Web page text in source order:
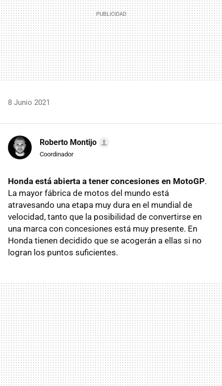
8 Junio 2021
Roberto Montijo
Coordinador
Honda está abierta a tener concesiones en MotoGP.
La mayor fábrica de motos del mundo está
atravesando una etapa muy dura en el mundial de
velocidad, tanto que la posibilidad de convertirse en
una marca con concesiones está muy presente. En
Honda tienen decidido que se acogerán a ellas si no
logran los puntos suficientes.